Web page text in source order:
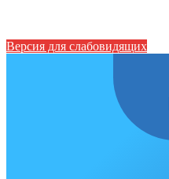
Версия для слабовидящих